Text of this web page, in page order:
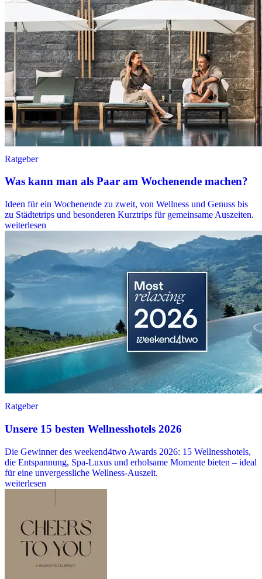
Ratgeber
Was kann man als Paar am Wochenende machen?
Ideen für ein Wochenende zu zweit, von Wellness und Genuss bis
zu Städtetrips und besonderen Kurztrips für gemeinsame Auszeiten.
weiterlesen
Ratgeber
Unsere 15 besten Wellnesshotels 2026
Die Gewinner des weekend4two Awards 2026: 15 Wellnesshotels,
die Entspannung, Spa-Luxus und erholsame Momente bieten – ideal
für eine unvergessliche Wellness-Auszeit.
weiterlesen